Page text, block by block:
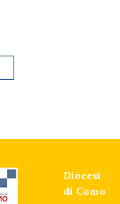
Diocesi
di Como